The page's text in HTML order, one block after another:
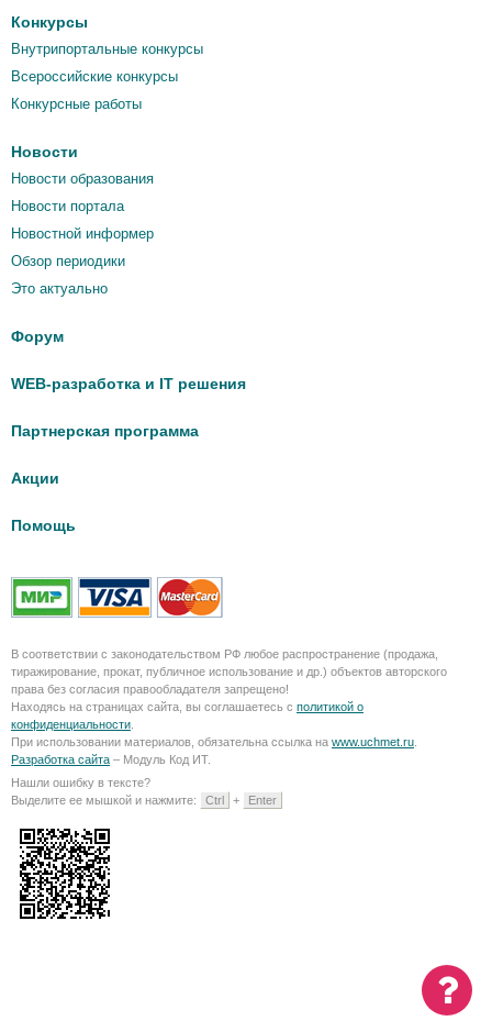
Конкурсы
Внутрипортальные конкурсы
Всероссийские конкурсы
Конкурсные работы
Новости
Новости образования
Новости портала
Новостной информер
Обзор периодики
Это актуально
Форум
WEB-разработка и IT решения
Партнерская программа
Акции
Помощь
В соответствии с законодательством РФ любое распространение (продажа,
тиражирование, прокат, публичное использование и др.) объектов авторского
права без согласия правообладателя запрещено!
Находясь на страницах сайта, вы соглашаетесь с политикой о
конфиденциальности.
При использовании материалов, обязательна ссылка на www.uchmet.ru.
Разработка сайта – Модуль Код ИТ.
Нашли ошибку в тексте?
Выделите ее мышкой и нажмите:
Ctrl + Enter